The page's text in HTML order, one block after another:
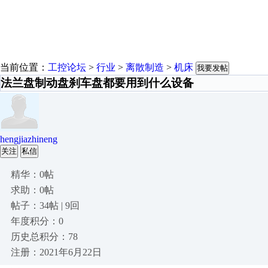
当前位置： 工控论坛 > 行业 > 离散制造 > 机床 我要发帖
法兰盘制动盘刹车盘都要用到什么设备
hengjiazhineng
关注 私信
精华：0帖
求助：0帖
帖子：34帖 | 9回
年度积分：0
历史总积分：78
注册：2021年6月22日